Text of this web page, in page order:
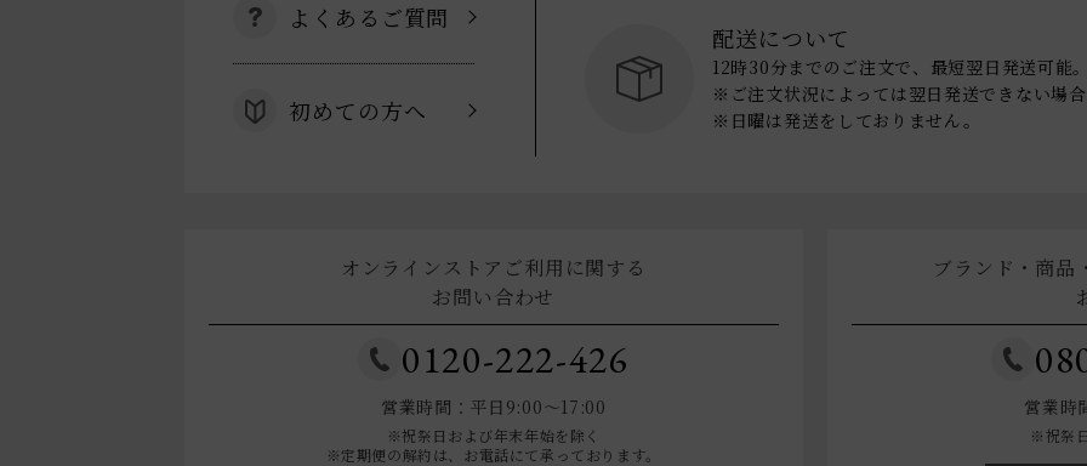
よくあるご質問
初めての方へ
配送について
12時30分までのご注文で、最短翌日発送可能
※ご注文状況によっては翌日発送できない場
※日曜は発送をしておりません。
オンラインストアご利用に関する
お問い合わせ
0120-222-426
営業時間：平日9:00～17:00
※祝祭日および年末年始を除く
※定期便の解約は、お電話にて承っております。
ブランド・商品
営業時
※祝祭